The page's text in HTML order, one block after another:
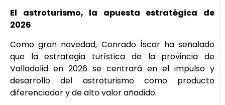
El astroturismo, la apuesta estratégica de
2026
Como gran novedad, Conrado Íscar ha señalado
que la estrategia turística de la provincia de
Valladolid en 2026 se centrará en el impulso y
desarrollo del astroturismo como producto
diferenciador y de alto valor añadido.